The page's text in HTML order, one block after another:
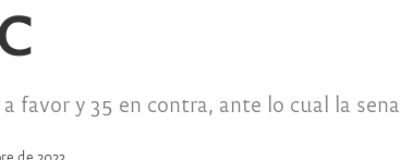
favor y 35 en contra, ante lo cual la
de 2023